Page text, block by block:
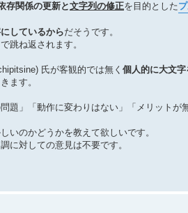
存関係の更新と文字列の修正を目的とした
しているからだそうです。
跳ね返されます。
氏が客観的では無く 個人的に大文
ます。
題」「動作に変わりはない」「メリットが
いのかどうかを教えて欲しいです。
に対しての意見は不要です。